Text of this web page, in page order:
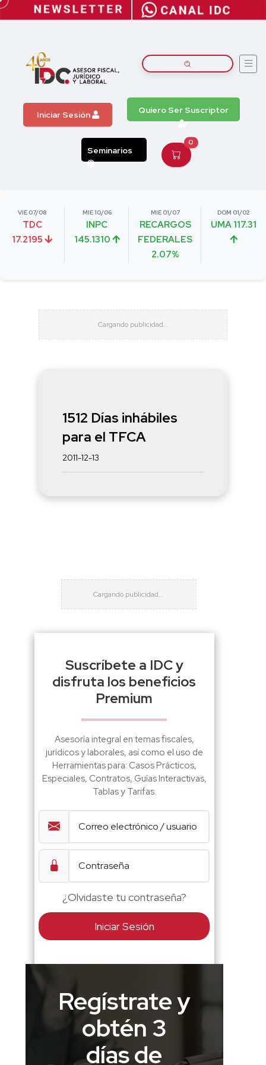
Iniciar Sesión Quiero Ser Suscriptor
Seminarios
0
VIE 07/08
TDC
17.2195
MIE 10/06
INPC
145.1310
MIE 01/07
RECARGOS
FEDERALES
2.07%
DOM 01/02
UMA 117.31
1512 Días inhábiles
para el TFCA
2011-12-13
Suscríbete a IDC y
disfruta los beneficios
Premium
Asesoría integral en temas fiscales,
jurídicos y laborales, así como el uso de
Herramientas para: Casos Prácticos,
Especiales, Contratos, Guías Interactivas,
Tablas y Tarifas.
¿Olvidaste tu contraseña?
Iniciar Sesión
Regístrate y
obtén 3
días de